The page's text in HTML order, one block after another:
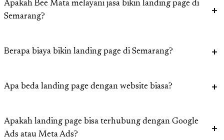
Apakah Bee Mata melayani jasa bikin landing page di
Semarang?
Berapa biaya bikin landing page di Semarang?
Apa beda landing page dengan website biasa?
Apakah landing page bisa terhubung dengan Google
Ads atau Meta Ads?